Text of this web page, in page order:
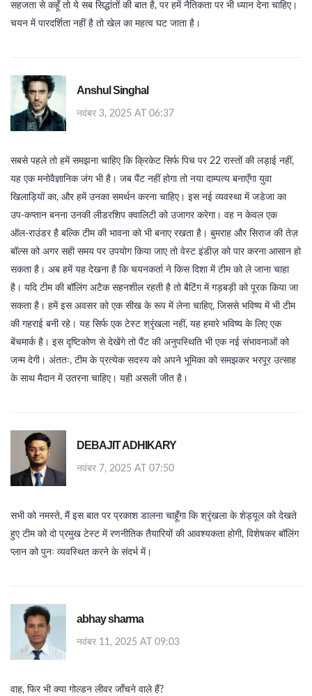
सहजता से कहूँ तो ये सब सिद्धांतों की बात है, पर हमें नैतिकता पर भी ध्यान देना चाहिए।
चयन में पारदर्शिता नहीं है तो खेल का महत्व घट जाता है।
Anshul Singhal
नवंबर 3, 2025 AT 06:37
सबसे पहले तो हमें समझना चाहिए कि क्रिकेट सिर्फ पिच पर 22 रास्तों की लड़ाई नहीं,
यह एक मनोवैज्ञानिक जंग भी है। जब पैंट नहीं होगा तो नया दाम्पत्य बनाएँगा युवा
खिलाड़ियों का, और हमें उनका समर्थन करना चाहिए। इस नई व्यवस्था में जडेजा का
उप‑कप्तान बनना उनकी लीडरशिप क्वालिटी को उजागर करेगा। वह न केवल एक
ऑल‑राउंडर है बल्कि टीम की भावना को भी बनाए रखता है। बुमराह और सिराज की तेज़
बॉल्स को अगर सही समय पर उपयोग किया जाए तो वेस्ट इंडीज़ को पार करना आसान हो
सकता है। अब हमें यह देखना है कि चयनकर्ता ने किस दिशा में टीम को ले जाना चाहा
है। यदि टीम की बॉलिंग अटैक सहनशील रहती है तो बैटिंग में गड़बड़ी को पूरक किया जा
सकता है। हमें इस अवसर को एक सीख के रूप में लेना चाहिए, जिससे भविष्य में भी टीम
की गहराई बनी रहे। यह सिर्फ एक टेस्ट श्रृंखला नहीं, यह हमारे भविष्य के लिए एक
बेंचमार्क है। इस दृष्टिकोण से देखेंगे तो पैंट की अनुपस्थिति भी एक नई संभावनाओं को
जन्म देगी। अंततः, टीम के प्रत्येक सदस्य को अपने भूमिका को समझकर भरपूर उत्साह
के साथ मैदान में उतरना चाहिए। यही असली जीत है।
DEBAJIT ADHIKARY
नवंबर 7, 2025 AT 07:50
सभी को नमस्ते, मैं इस बात पर प्रकाश डालना चाहूँगा कि श्रृंखला के शेड्यूल को देखते
हुए टीम को दो प्रमुख टेस्ट में रणनीतिक तैयारियों की आवश्यकता होगी, विशेषकर बॉलिंग
प्लान को पुनः व्यवस्थित करने के संदर्भ में।
abhay sharma
नवंबर 11, 2025 AT 09:03
वाह, फिर भी क्या गोल्डन लीवर जाँचने वाले हैं?